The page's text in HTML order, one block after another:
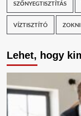
SZŐNYEGTISZTÍTÁS
VÍZTISZTÍTÓ ZOKNI
Lehet, hogy